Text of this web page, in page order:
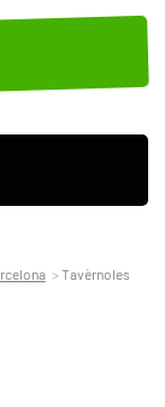
Tavèrnoles